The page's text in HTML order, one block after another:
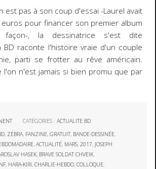
est pas à son coup d'essai -Laurel avait
pour financer son premier album
, la dessinatrice s'est dite
BD raconte l'histoire vraie d'un couple
parti se frotter au rêve américain.
l'on n'est jamais si bien promu que par
CATÉGORIES :ACTUALITE BD
, ZÉBRA, FANZINE,GRATUIT, BANDE-DESSINÉE,
,ACTUALITÉ, MARS,2017, JOSEPH
HASEK, BRAVE SOLDAT CHVEIK,
, HARA-KIRI,CHARLIE-HEBDO,COLLOQUE,